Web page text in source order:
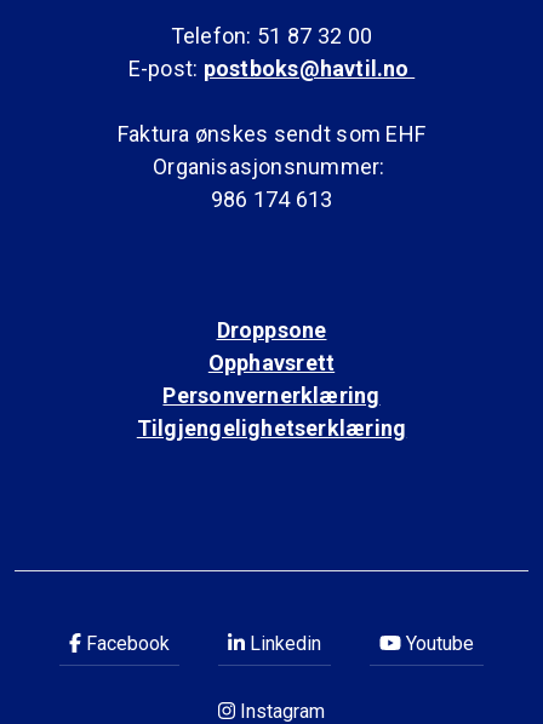
Telefon: 51 87 32 00
E-post: postboks@havtil.no
Faktura ønskes sendt som EHF
Organisasjonsnummer:
986 174 613
Droppsone
Opphavsrett
Personvernerklæring
Tilgjengelighetserklæring
Facebook Linkedin Youtube
Instagram